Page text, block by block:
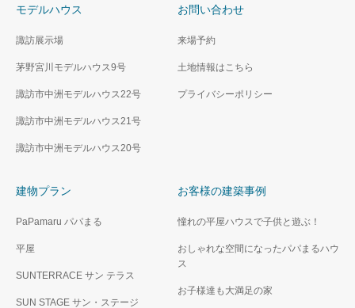
モデルハウス
諏訪展示場
茅野宮川モデルハウス9号
諏訪市中洲モデルハウス22号
諏訪市中洲モデルハウス21号
諏訪市中洲モデルハウス20号
お問い合わせ
来場予約
土地情報はこちら
プライバシーポリシー
建物プラン
PaPamaru パパまる
平屋
SUNTERRACE サン テラス
SUN STAGE サン・ステージ
お客様の建築事例
憧れの平屋ハウスで子供と遊ぶ！
おしゃれな空間になったパパまるハウ
ス
お子様達も大満足の家